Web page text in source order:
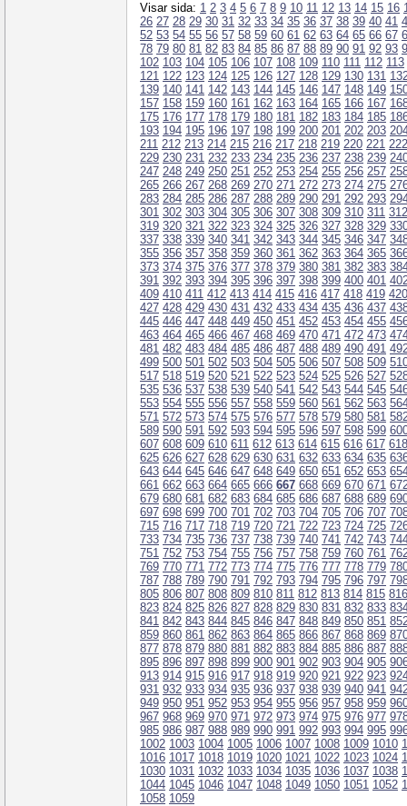
Visar sida: 1 2 3 4 5 6 7 8 9 10 11 12 13 14 15 16
26 27 28 29 30 31 32 33 34 35 36 37 38 39 40 41
52 53 54 55 56 57 58 59 60 61 62 63 64 65 66 67
78 79 80 81 82 83 84 85 86 87 88 89 90 91 92 93
102 103 104 105 106 107 108 109 110 111 112 113
121 122 123 124 125 126 127 128 129 130 131
139 140 141 142 143 144 145 146 147 148 149
157 158 159 160 161 162 163 164 165 166 167
175 176 177 178 179 180 181 182 183 184 185
193 194 195 196 197 198 199 200 201 202 203
211 212 213 214 215 216 217 218 219 220 221 222
229 230 231 232 233 234 235 236 237 238 239
247 248 249 250 251 252 253 254 255 256 257
265 266 267 268 269 270 271 272 273 274 275
283 284 285 286 287 288 289 290 291 292 293
301 302 303 304 305 306 307 308 309 310 311 312
319 320 321 322 323 324 325 326 327 328 329
337 338 339 340 341 342 343 344 345 346 347
355 356 357 358 359 360 361 362 363 364 365
373 374 375 376 377 378 379 380 381 382 383
391 392 393 394 395 396 397 398 399 400 401
409 410 411 412 413 414 415 416 417 418 419 420
427 428 429 430 431 432 433 434 435 436 437
445 446 447 448 449 450 451 452 453 454 455
463 464 465 466 467 468 469 470 471 472 473
481 482 483 484 485 486 487 488 489 490 491
499 500 501 502 503 504 505 506 507 508 509
517 518 519 520 521 522 523 524 525 526 527
535 536 537 538 539 540 541 542 543 544 545
553 554 555 556 557 558 559 560 561 562 563
571 572 573 574 575 576 577 578 579 580 581
589 590 591 592 593 594 595 596 597 598 599
607 608 609 610 611 612 613 614 615 616 617 618
625 626 627 628 629 630 631 632 633 634 635
643 644 645 646 647 648 649 650 651 652 653
661 662 663 664 665 666 667 668 669 670 671
679 680 681 682 683 684 685 686 687 688 689
697 698 699 700 701 702 703 704 705 706 707
715 716 717 718 719 720 721 722 723 724 725
733 734 735 736 737 738 739 740 741 742 743
751 752 753 754 755 756 757 758 759 760 761
769 770 771 772 773 774 775 776 777 778 779
787 788 789 790 791 792 793 794 795 796 797
805 806 807 808 809 810 811 812 813 814 815 816
823 824 825 826 827 828 829 830 831 832 833
841 842 843 844 845 846 847 848 849 850 851
859 860 861 862 863 864 865 866 867 868 869
877 878 879 880 881 882 883 884 885 886 887
895 896 897 898 899 900 901 902 903 904 905
913 914 915 916 917 918 919 920 921 922 923
931 932 933 934 935 936 937 938 939 940 941
949 950 951 952 953 954 955 956 957 958 959
967 968 969 970 971 972 973 974 975 976 977
985 986 987 988 989 990 991 992 993 994 995
1002 1003 1004 1005 1006 1007 1008 1009 1010
1016 1017 1018 1019 1020 1021 1022 1023 1024
1030 1031 1032 1033 1034 1035 1036 1037 1038
1044 1045 1046 1047 1048 1049 1050 1051 1052
1058 1059